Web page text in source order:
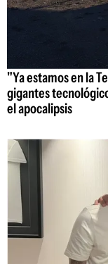
"Ya estamos en la
gigantes
el apocalipsis